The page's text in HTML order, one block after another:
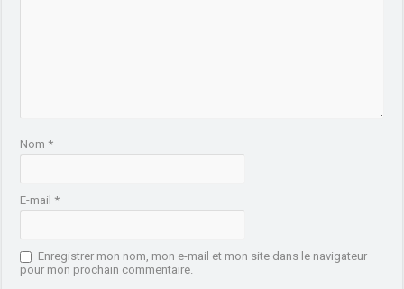
Nom*
E-mail*
Enregistrer mon nom, mon e-mail et mon site dans le navigateur
pour mon prochain commentaire.